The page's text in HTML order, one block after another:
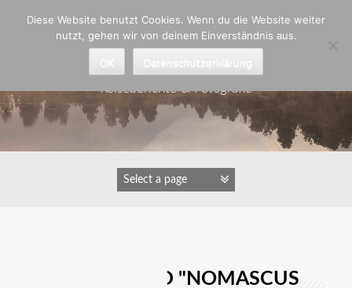
Astrid Padberg
Reiseberichte & Fotografie
IMAGES TAGGED "NOMASCUS
Diese Website benutzt Cookies. Wenn du die Website weiter
nutzt, gehen wir von deinem Einverständnis aus.